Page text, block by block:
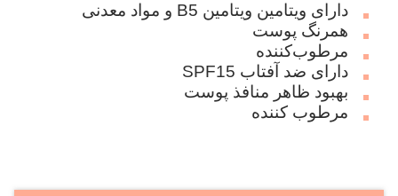
دارای ویتامین ویتامین B5 و مواد معدنی
همرنگ پوست
مرطوب‌کننده
دارای ضد آفتاب SPF15
بهبود ظاهر منافذ پوست
مرطوب کننده